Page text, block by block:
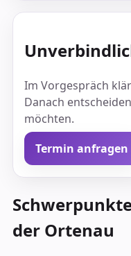
Bewertungen von
2
anderen Quellen
Blick aufs
Im Vorgespräch
Danach
möchten.
Termin anfragen
der Ortenau